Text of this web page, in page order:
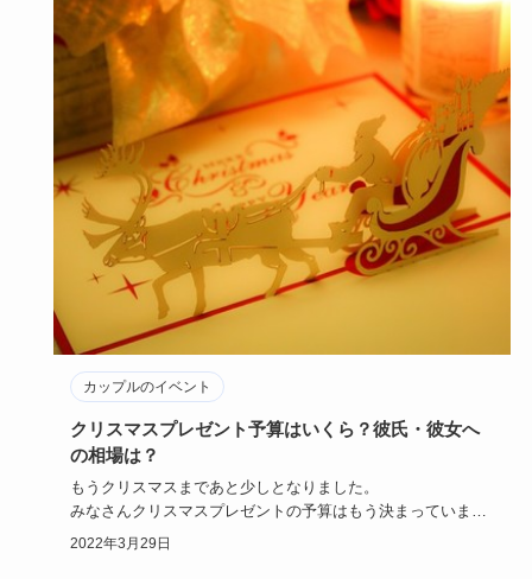
カップルのイベント
クリスマスプレゼント予算はいくら？彼氏・彼女へ
の相場は？
もうクリスマスまであと少しとなりました。
みなさんクリスマスプレゼントの予算はもう決まっています
か？
2022年3月29日